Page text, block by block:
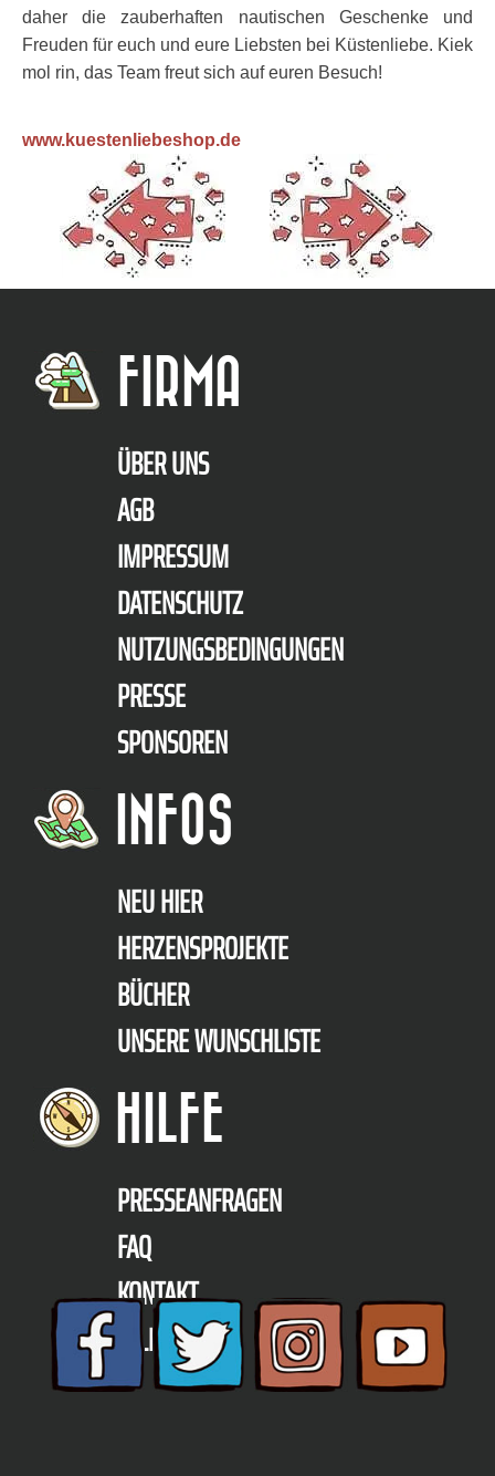
daher die zauberhaften nautischen Geschenke und
Freuden für euch und eure Liebsten bei Küstenliebe. Kiek
mol rin, das Team freut sich auf euren Besuch!
www.kuestenliebeshop.de
FIRMA
ÜBER UNS
AGB
IMPRESSUM
DATENSCHUTZ
NUTZUNGSBEDINGUNGEN
PRESSE
SPONSOREN
INFOS
NEU HIER
HERZENSPROJEKTE
BÜCHER
UNSERE WUNSCHLISTE
HILFE
PRESSEANFRAGEN
FAQ
KONTAKT
TELEFON